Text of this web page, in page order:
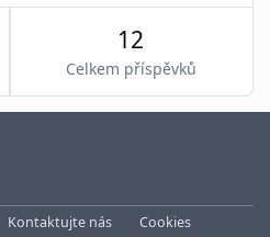
Celkem příspěvků
12
Kontaktujte nás Cookies